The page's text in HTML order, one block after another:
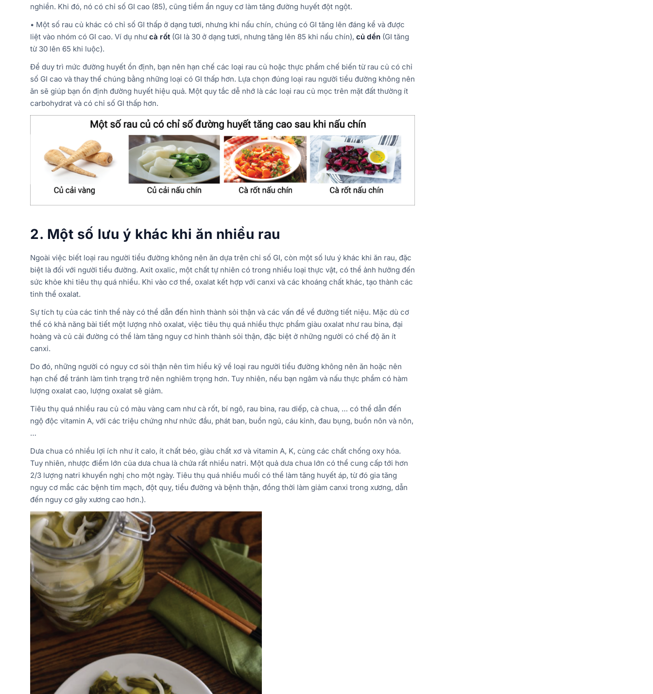
nghiền. Khi đó, nó có chỉ số GI cao (85), cũng tiềm ẩn nguy cơ làm tăng đường huyết đột ngột.
• Một số rau củ khác có chỉ số GI thấp ở dạng tươi, nhưng khi nấu chín, chúng có GI tăng lên đáng kể và được
liệt vào nhóm có GI cao. Ví dụ như cà rốt(GI là 30 ở dạng tươi, nhưng tăng lên 85 khi nấu chín), củ dền(GI tăng
từ 30 lên 65 khi luộc).
Để duy trì mức đường huyết ổn định, bạn nên hạn chế các loại rau củ hoặc thực phẩm chế biến từ rau củ có chỉ
số GI cao và thay thế chúng bằng những loại có GI thấp hơn. Lựa chọn đúng loại rau người tiểu đường không nên
ăn sẽ giúp bạn ổn định đường huyết hiệu quả. Một quy tắc dễ nhớ là các loại rau củ mọc trên mặt đất thường ít
carbohydrat và có chỉ số GI thấp hơn.
2. Một số lưu ý khác khi ăn nhiều rau
Ngoài việc biết loại rau người tiểu đường không nên ăn dựa trên chỉ số GI, còn một số lưu ý khác khi ăn rau, đặc
biệt là đối với người tiểu đường. Axit oxalic, một chất tự nhiên có trong nhiều loại thực vật, có thể ảnh hưởng đến
sức khỏe khi tiêu thụ quá nhiều. Khi vào cơ thể, oxalat kết hợp với canxi và các khoáng chất khác, tạo thành các
tinh thể oxalat.
Sự tích tụ của các tinh thể này có thể dẫn đến hình thành sỏi thận và các vấn đề về đường tiết niệu. Mặc dù cơ
thể có khả năng bài tiết một lượng nhỏ oxalat, việc tiêu thụ quá nhiều thực phẩm giàu oxalat như rau bina, đại
hoàng và củ cải đường có thể làm tăng nguy cơ hình thành sỏi thận, đặc biệt ở những người có chế độ ăn ít
canxi.
Do đó, những người có nguy cơ sỏi thận nên tìm hiểu kỹ về loại rau người tiểu đường không nên ăn hoặc nên
hạn chế để tránh làm tình trạng trở nên nghiêm trọng hơn. Tuy nhiên, nếu bạn ngâm và nấu thực phẩm có hàm
lượng oxalat cao, lượng oxalat sẽ giảm.
Tiêu thụ quá nhiều rau củ có màu vàng cam như cà rốt, bí ngô, rau bina, rau diếp, cà chua, … có thể dẫn đến
ngộ độc vitamin A, với các triệu chứng như nhức đầu, phát ban, buồn ngủ, cáu kỉnh, đau bụng, buồn nôn và nôn,
…
Dưa chua có nhiều lợi ích như ít calo, ít chất béo, giàu chất xơ và vitamin A, K, cùng các chất chống oxy hóa.
Tuy nhiên, nhược điểm lớn của dưa chua là chứa rất nhiều natri. Một quả dưa chua lớn có thể cung cấp tới hơn
2/3 lượng natri khuyến nghị cho một ngày. Tiêu thụ quá nhiều muối có thể làm tăng huyết áp, từ đó gia tăng
nguy cơ mắc các bệnh tim mạch, đột quỵ, tiểu đường và bệnh thận, đồng thời làm giảm canxi trong xương, dẫn
đến nguy cơ gãy xương cao hơn.).